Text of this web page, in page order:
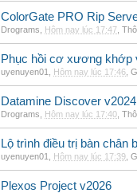
ColorGate PRO Rip
Drograms Hôm nay lúc 17:47
Phục hồi cơ xương khớp
uyenuyen01 Hôm nay lúc 17:46
Datamine Discover
Drograms Hôm nay lúc 17:40
Lộ trình điều trị bàn chân
uyenuyen01 Hôm nay lúc 17:39
Plexos Project v2026